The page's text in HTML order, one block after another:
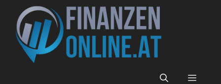
Inhalt
springen
Menü